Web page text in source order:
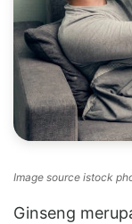
Image source istock
Ginseng